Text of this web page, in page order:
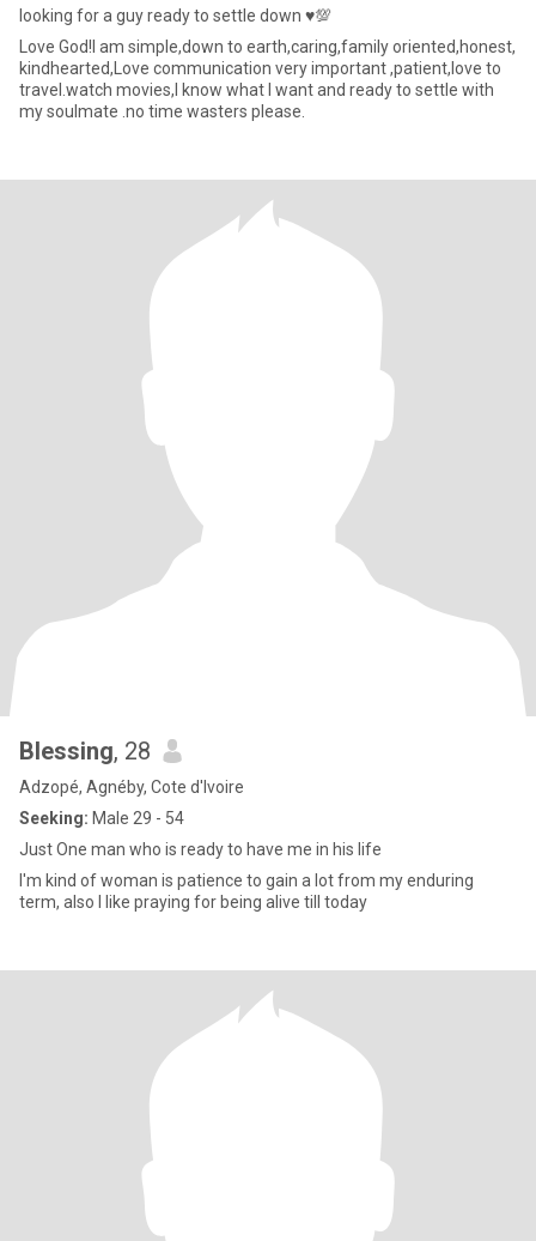
looking for a guy ready to settle down ♥️💯
Love God!I am simple,down to earth,caring,family oriented,honest,
kindhearted,Love communication very important ,patient,love to
travel.watch movies,I know what I want and ready to settle with
my soulmate .no time wasters please.
Blessing, 28
Adzopé, Agnéby, Cote d'Ivoire
Seeking: Male 29 - 54
Just One man who is ready to have me in his life
I'm kind of woman is patience to gain a lot from my enduring
term, also I like praying for being alive till today